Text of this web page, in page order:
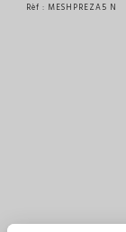
Rèf : MESHPREZA5 N